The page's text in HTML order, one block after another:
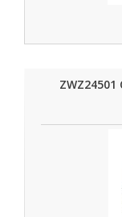
ZWZ24501